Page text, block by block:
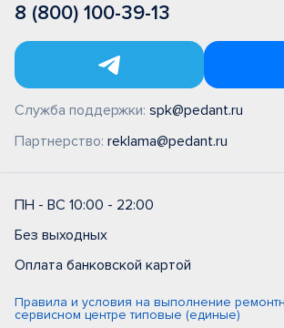
8 (800) 100-39-13
Служба поддержки: spk@pedant.ru
Партнерство: reklama@pedant.ru
ПН - ВС 10:00 - 22:00
Без выходных
Оплата банковской картой
Правила и условия на выполнение
сервисном центре типовые (единые)